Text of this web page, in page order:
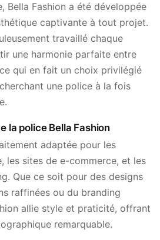
Bella Fashion a été développée
captivante à tout projet.
travaillé chaque
une harmonie parfaite entre
qui en fait un choix privilégié
une police à la fois
la police Bella Fashion
adaptée pour les
les sites de e-commerce, et les
Que ce soit pour des designs
raffinées ou du branding
allie style et praticité, offrant
remarquable.